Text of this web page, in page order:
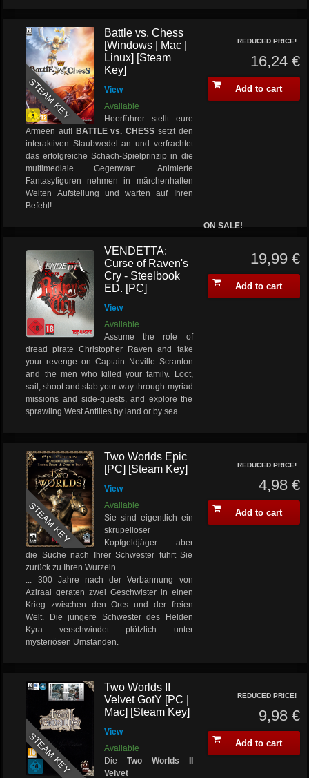
STEAM KEY
Battle vs. Chess
[Windows | Mac |
Linux] [Steam
Key]
View
Available
Heerführer stellt eure
Armeen auf! BATTLE vs. CHESS setzt den
interaktiven Staubwedel an und verfrachtet
das erfolgreiche Schach-Spielprinzip in die
multimediale Gegenwart. Animierte
Fantasyfiguren nehmen in märchenhaften
Welten Aufstellung und warten auf Ihren
Befehl!
REDUCED PRICE!
16,24 €
Add to cart
VENDETTA:
Curse of Raven's
Cry - Steelbook
ED. [PC]
View
Available
Assume the role of
dread pirate Christopher Raven and take
your revenge on Captain Neville Scranton
and the men who killed your family. Loot,
sail, shoot and stab your way through myriad
missions and side-quests, and explore the
sprawling West Antilles by land or by sea.
ON SALE!
19,99 €
Add to cart
STEAM KEY
Two Worlds Epic
[PC] [Steam Key]
View
Available
Sie sind eigentlich ein
skrupelloser
Kopfgeldjäger – aber
die Suche nach Ihrer Schwester führt Sie
zurück zu Ihren Wurzeln.
... 300 Jahre nach der Verbannung von
Aziraal geraten zwei Geschwister in einen
Krieg zwischen den Orcs und der freien
Welt. Die jüngere Schwester des Helden
Kyra verschwindet plötzlich unter
mysteriösen Umständen.
REDUCED PRICE!
4,98 €
Add to cart
STEAM KEY
Two Worlds II
Velvet GotY [PC |
Mac] [Steam Key]
View
Available
DieTwo Worlds II
Velvet
REDUCED PRICE!
9,98 €
Add to cart